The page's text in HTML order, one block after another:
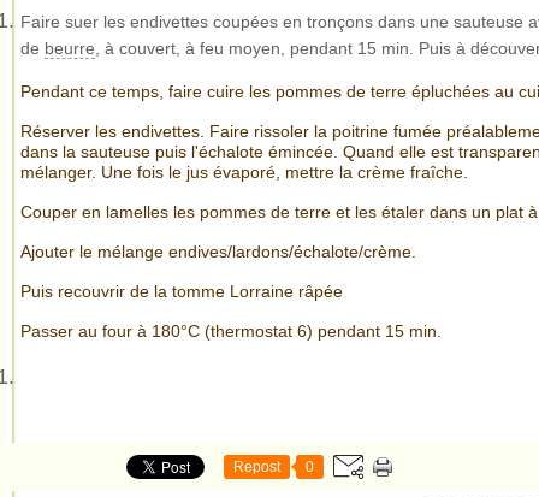
Faire suer les endivettes coupées en tronçons dans une sauteuse
de beurre , à couvert, à feu moyen, pendant 15 min. Puis à
Pendant ce temps, faire cuire les pommes de terre épluchées au
Réserver les endivettes. Faire rissoler la poitrine fumée
dans la sauteuse puis l'échalote émincée. Quand elle est
mélanger. Une fois le jus évaporé, mettre la crème fraîche.
Couper en lamelles les pommes de terre et les étaler dans un plat
Ajouter le mélange endives/lardons/échalote/crème.
Puis recouvrir de la tomme Lorraine râpée
Passer au four à 180°C (thermostat 6) pendant 15 min.
Repost 0